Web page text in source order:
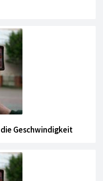
Geschwindigkeit